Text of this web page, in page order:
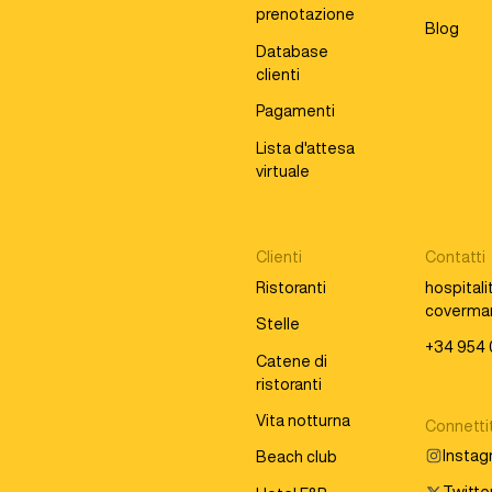
prenotazione
Database
clienti
Pagamenti
Lista d'attesa
virtuale
Blog
Clienti
Ristoranti
Stelle
Catene di
ristoranti
Vita notturna
Beach club
Contatti
+34 954